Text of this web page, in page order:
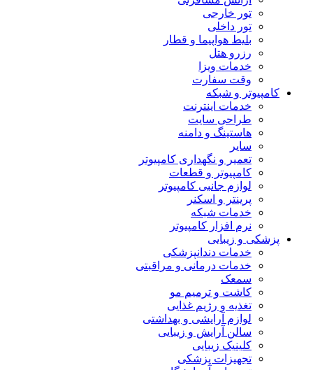
تور خارجی
تور داخلی
بلیط هواپیما و قطار
رزرو هتل
خدمات ویزا
وقت سفارت
کامپیوتر و شبکه
خدمات اینترنت
طراحی سایت
هاستینگ و دامنه
سایر
تعمیر و نگهداری کامپیوتر
کامپیوتر و قطعات
لوازم جانبی کامپیوتر
پرینتر و اسکنر
خدمات شبکه
نرم افزار کامپیوتر
پزشکی و زیبایی
خدمات دندانپزشکی
خدمات درمانی و مراقبتی
سمعک
کاشت و ترمیم مو
تغذیه و رژیم غذایی
لوازم آرایشی و بهداشتی
سالن آرایش و زیبایی
کلینیک زیبایی
تجهیزات پزشکی